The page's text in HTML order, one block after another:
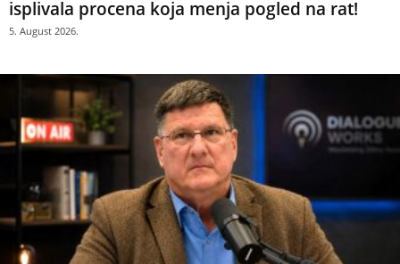
isplivala procena koja menja pogled na rat!
5. August 2026.